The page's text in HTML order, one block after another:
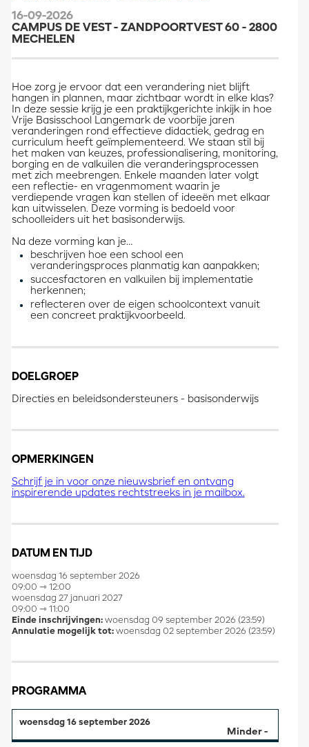
16-09-2026
CAMPUS DE VEST - ZANDPOORTVEST 60 - 2800
MECHELEN
Hoe zorg je ervoor dat een verandering niet blijft
hangen in plannen, maar zichtbaar wordt in elke klas?
In deze sessie krijg je een praktijkgerichte inkijk in hoe
Vrije Basisschool Langemark de voorbije jaren
veranderingen rond effectieve didactiek, gedrag en
curriculum heeft geïmplementeerd. We staan stil bij
het maken van keuzes, professionalisering, monitoring,
borging en de valkuilen die veranderingsprocessen
met zich meebrengen. Enkele maanden later volgt
een reflectie- en vragenmoment waarin je
verdiepende vragen kan stellen of ideeën met elkaar
kan uitwisselen. Deze vorming is bedoeld voor
schoolleiders uit het basisonderwijs.
Na deze vorming kan je…
beschrijven hoe een school een
veranderingsproces planmatig kan aanpakken;
succesfactoren en valkuilen bij implementatie
herkennen;
reflecteren over de eigen schoolcontext vanuit
een concreet praktijkvoorbeeld.
DOELGROEP
Directies en beleidsondersteuners - basisonderwijs
OPMERKINGEN
Schrijf je in voor onze nieuwsbrief en ontvang
inspirerende updates rechtstreeks in je mailbox.
DATUM EN TIJD
woensdag 16 september 2026
09:00 ⇾ 12:00
woensdag 27 januari 2027
09:00 ⇾ 11:00
Einde inschrijvingen: woensdag 09 september 2026 (23:59)
Annulatie mogelijk tot: woensdag 02 september 2026 (23:59)
PROGRAMMA
woensdag 16 september 2026